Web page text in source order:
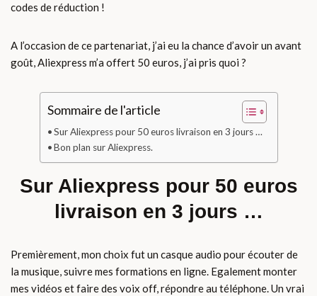
codes de réduction !
A l’occasion de ce partenariat, j’ai eu la chance d’avoir un avant
goût, Aliexpress m’a offert 50 euros, j’ai pris quoi ?
Sommaire de l'article
Sur Aliexpress pour 50 euros livraison en 3 jours …
Bon plan sur Aliexpress.
Sur Aliexpress pour 50 euros
livraison en 3 jours …
Premièrement, mon choix fut un casque audio pour écouter de
la musique, suivre mes formations en ligne. Egalement monter
mes vidéos et faire des voix off, répondre au téléphone. Un vrai